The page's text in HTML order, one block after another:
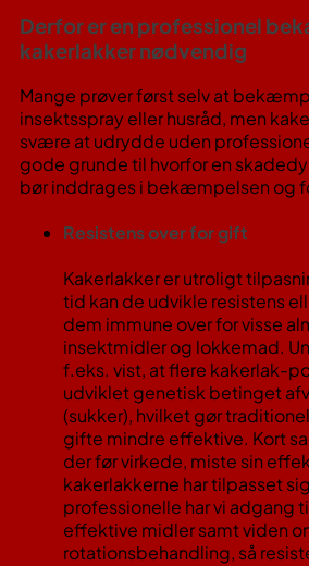
Derfor er en professionel
kakerlakker nødvendig
Mange prøver først selv at
insektsspray eller husråd, men
svære at udrydde uden
gode grunde til hvorfor en
bør inddrages i bekæmpelsen og
Resistens over for gift
Kakerlakker er utroligt
tid kan de udvikle resistens
dem immune over for visse
insektmidler og lokkemad.
f.eks. vist, at flere kakerlak-
udviklet genetisk betinget
(sukker), hvilket gør
gifte mindre effektive​. Kort
der før virkede, miste sin
kakerlakkerne har tilpasset
professionelle har vi adgang
effektive midler samt viden
rotationsbehandling, så